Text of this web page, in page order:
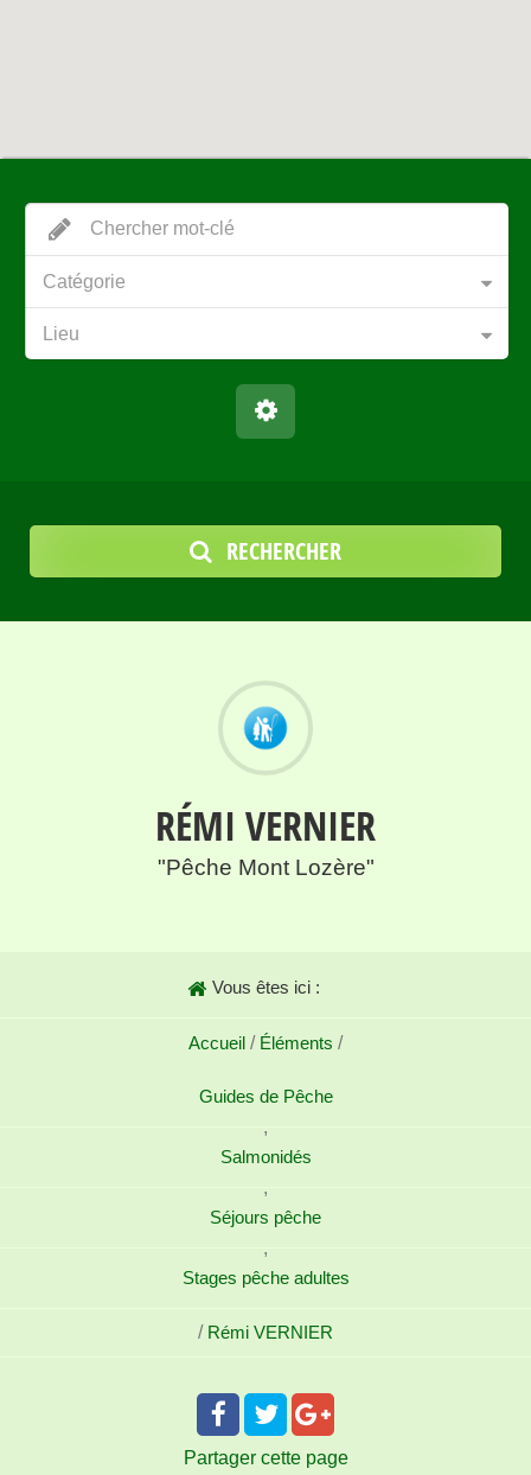
Catégorie
Lieu
RECHERCHER
RÉMI VERNIER
"Pêche Mont Lozère"
Vous êtes ici :
Accueil / Éléments /
Guides de Pêche
,
Salmonidés
,
Séjours pêche
,
Stages pêche adultes
/ Rémi VERNIER
Partager cette page